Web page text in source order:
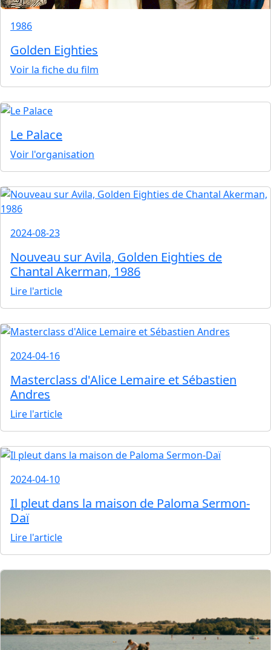
1986
Golden Eighties
Voir la fiche du film
Le Palace
Voir l'organisation
2024-08-23
Nouveau sur Avila, Golden Eighties de
Chantal Akerman, 1986
Lire l'article
2024-04-16
Masterclass d'Alice Lemaire et Sébastien
Andres
Lire l'article
2024-04-10
Il pleut dans la maison de Paloma Sermon-
Daï
Lire l'article